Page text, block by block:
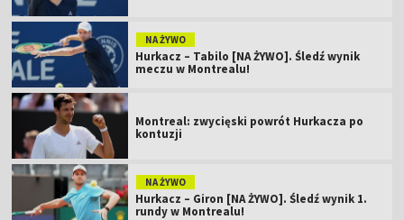
NA ŻYWO
Hurkacz – Tabilo [NA ŻYWO]. Śledź wynik
meczu w Montrealu!
Montreal: zwycięski powrót Hurkacza po
kontuzji
NA ŻYWO
Hurkacz – Giron [NA ŻYWO]. Śledź wynik 1.
rundy w Montrealu!